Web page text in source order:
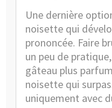
Une dernière
noisette qui
prononcée. Faire
un peu de
gâteau plus
noisette qui
uniquement avec